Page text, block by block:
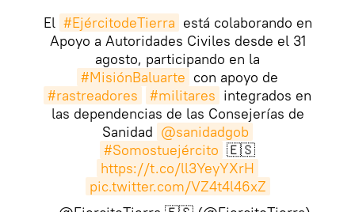
El #EjércitodeTierra está colaborando en
Apoyo a Autoridades Civiles desde el 31
agosto, participando en la
#MisiónBaluarte con apoyo de
#rastreadores
#militares integrados en
las dependencias de las Consejerías de
Sanidad @sanidadgob
#Somostuejército 🇪🇸
https://t.co/ll3YeyYXrH
pic.twitter.com/VZ4t4l46xZ